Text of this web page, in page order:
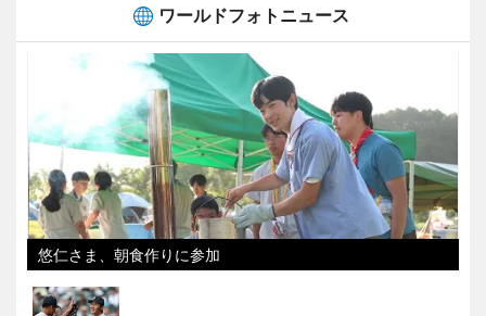
ワールドフォトニュース
悠仁さま、朝食作りに参加